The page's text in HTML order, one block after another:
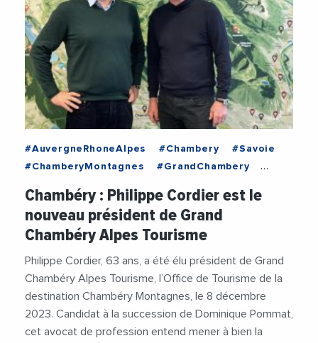
#AuvergneRhoneAlpes #Chambery
#Savoie
#ChamberyMontagnes
#GrandChambery
Chambéry : Philippe Cordier est le
nouveau président de Grand
Chambéry Alpes Tourisme
Philippe Cordier, 63 ans, a été élu président de Grand
Chambéry Alpes Tourisme, l’Office de Tourisme de la
destination Chambéry Montagnes, le 8 décembre
2023. Candidat à la succession de Dominique Pommat,
cet avocat de profession entend mener à bien la